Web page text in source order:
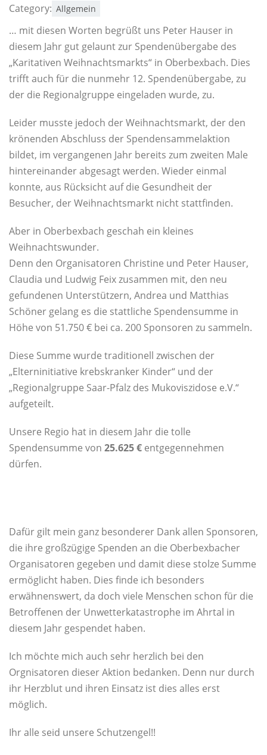
Category: Allgemein
… mit diesen Worten begrüßt uns Peter Hauser in
diesem Jahr gut gelaunt zur Spendenübergabe des
„Karitativen Weihnachtsmarkts“ in Oberbexbach. Dies
trifft auch für die nunmehr 12. Spendenübergabe, zu
der die Regionalgruppe eingeladen wurde, zu.
Leider musste jedoch der Weihnachtsmarkt, der den
krönenden Abschluss der Spendensammelaktion
bildet, im vergangenen Jahr bereits zum zweiten Male
hintereinander abgesagt werden. Wieder einmal
konnte, aus Rücksicht auf die Gesundheit der
Besucher, der Weihnachtsmarkt nicht stattfinden.
Aber in Oberbexbach geschah ein kleines
Weihnachtswunder.
Denn den Organisatoren Christine und Peter Hauser,
Claudia und Ludwig Feix zusammen mit, den neu
gefundenen Unterstützern, Andrea und Matthias
Schöner gelang es die stattliche Spendensumme in
Höhe von 51.750 € bei ca. 200 Sponsoren zu sammeln.
Diese Summe wurde traditionell zwischen der
„Elterninitiative krebskranker Kinder“ und der
„Regionalgruppe Saar-Pfalz des Mukoviszidose e.V.“
aufgeteilt.
Unsere Regio hat in diesem Jahr die tolle
Spendensumme von 25.625 € entgegennehmen
dürfen.
Dafür gilt mein ganz besonderer Dank allen Sponsoren,
die ihre großzügige Spenden an die Oberbexbacher
Organisatoren gegeben und damit diese stolze Summe
ermöglicht haben. Dies finde ich besonders
erwähnenswert, da doch viele Menschen schon für die
Betroffenen der Unwetterkatastrophe im Ahrtal in
diesem Jahr gespendet haben.
Ich möchte mich auch sehr herzlich bei den
Orgnisatoren dieser Aktion bedanken. Denn nur durch
ihr Herzblut und ihren Einsatz ist dies alles erst
möglich.
Ihr alle seid unsere Schutzengel!!